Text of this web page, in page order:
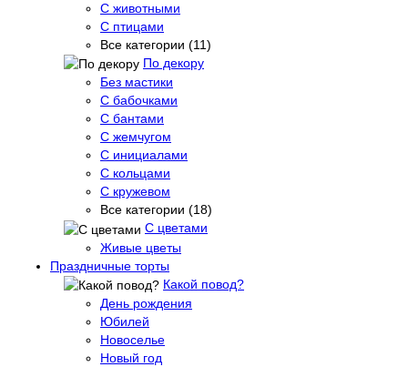
С животными
С птицами
Все категории (11)
По декору
Без мастики
С бабочками
С бантами
С жемчугом
С инициалами
С кольцами
С кружевом
Все категории (18)
С цветами
Живые цветы
Праздничные торты
Какой повод?
День рождения
Юбилей
Новоселье
Новый год